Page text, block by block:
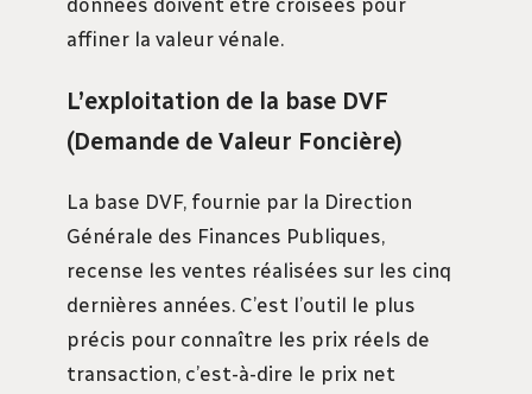
données doivent être croisées pour
affiner la valeur vénale.
L’exploitation de la base DVF
(Demande de Valeur Foncière)
La base DVF, fournie par la Direction
Générale des Finances Publiques,
recense les ventes réalisées sur les cinq
dernières années. C’est l’outil le plus
précis pour connaître les prix réels de
transaction, c’est-à-dire le prix net